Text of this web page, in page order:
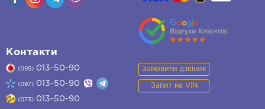
Контакти
(095) 013-50-90
(097) 013-50-90
(073) 013-50-90
Замовити дзвінок
Запит на VIN